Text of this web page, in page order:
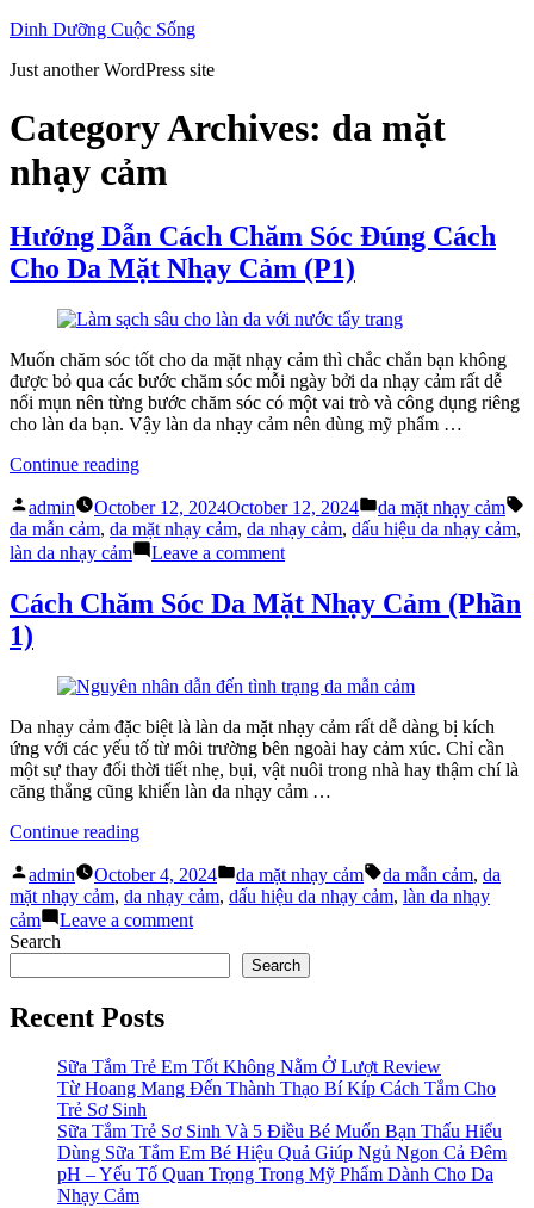
Skip
content
Dinh Dưỡng Cuộc Sống
Just another WordPress site
Category Archives: da mặt
nhạy cảm
Hướng Dẫn Cách Chăm Sóc Đúng Cách
Cho Da Mặt Nhạy Cảm (P1)
Muốn chăm sóc tốt cho da mặt nhạy cảm thì chắc chắn bạn không
được bỏ qua các bước chăm sóc mỗi ngày bởi da nhạy cảm rất dễ
nổi mụn nên từng bước chăm sóc có một vai trò và công dụng riêng
cho làn da bạn. Vậy làn da nhạy cảm nên dùng mỹ phẩm …
Continue reading“Hướng
Cách
Chăm
Sóc
Cách
Cho
Nhạy
Cảm
(P1)”
Posted
by
admin October 12, 2024October 12, 2024
Posted
in
da mặt nhạy cảm
da mẫn cảm, da mặt nhạy cảm, da nhạy cảm, dấu hiệu da nhạy cảm,
làn da nhạy cảm
Leave a commenton
Dẫn
Cách
Đúng
Cách
Cho
Da
Mặt
Nhạy
Cách Chăm Sóc Da Mặt Nhạy Cảm (Phần
1)
Da nhạy cảm đặc biệt là làn da mặt nhạy cảm rất dễ dàng bị kích
ứng với các yếu tố từ môi trường bên ngoài hay cảm xúc. Chỉ cần
một sự thay đổi thời tiết nhẹ, bụi, vật nuôi trong nhà hay thậm chí là
căng thẳng cũng khiến làn da nhạy cảm …
Continue reading“Cách
Sóc
Da
Mặt
Cảm
(Phần
Posted
by
admin October 4, 2024
Posted
in
da mặt nhạy cảm Tags:
da mẫn cảm, da
mặt nhạy cảm, da nhạy cảm, dấu hiệu da nhạy cảm, làn da nhạy
cảm
Leave a commenton
Chăm
Sóc
Cảm
(Phần
Search
Search
Recent Posts
Sữa Tắm Trẻ Em Tốt Không Nằm Ở Lượt Review
Từ Hoang Mang Đến Thành Thạo Bí Kíp Cách Tắm Cho
Trẻ Sơ Sinh
Sữa Tắm Trẻ Sơ Sinh Và 5 Điều Bé Muốn Bạn Thấu Hiểu
Dùng Sữa Tắm Em Bé Hiệu Quả Giúp Ngủ Ngon Cả Đêm
pH – Yếu Tố Quan Trọng Trong Mỹ Phẩm Dành Cho Da
Nhạy Cảm